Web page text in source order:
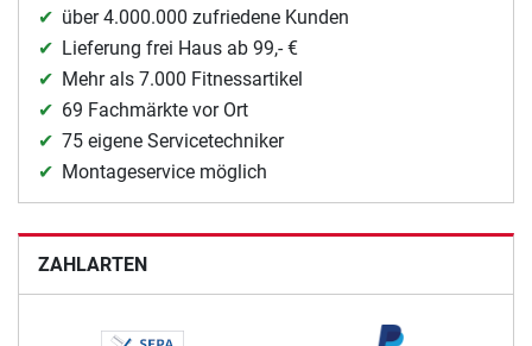
über 4.000.000 zufriedene Kunden
Lieferung frei Haus ab 99,- €
Mehr als 7.000 Fitnessartikel
69 Fachmärkte vor Ort
75 eigene Servicetechniker
Montageservice möglich
ZAHLARTEN